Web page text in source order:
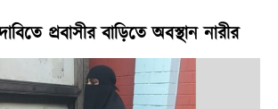
প্রবাসীর বাড়িতে অবস্থান নারীর